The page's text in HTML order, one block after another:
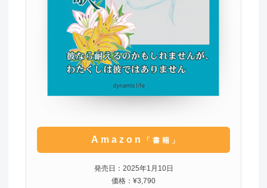
Amazon 「書籍」
発売日：2025年1月10日
価格：¥3,790